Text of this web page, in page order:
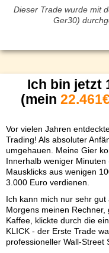
Dieser Trade wurde mit
Ger30)
Ich bin jetzt
(mein
Vor vielen Jahren
Trading! Als absoluter
umgehauen. Meine Gier
Innerhalb weniger
Mausklicks aus wenigen
3.000 Euro verdienen.
Ich kann mich nur sehr
Morgens meinen
Kaffee, klickte durch die
KLICK - der Erste Trade
professioneller Wall-Street